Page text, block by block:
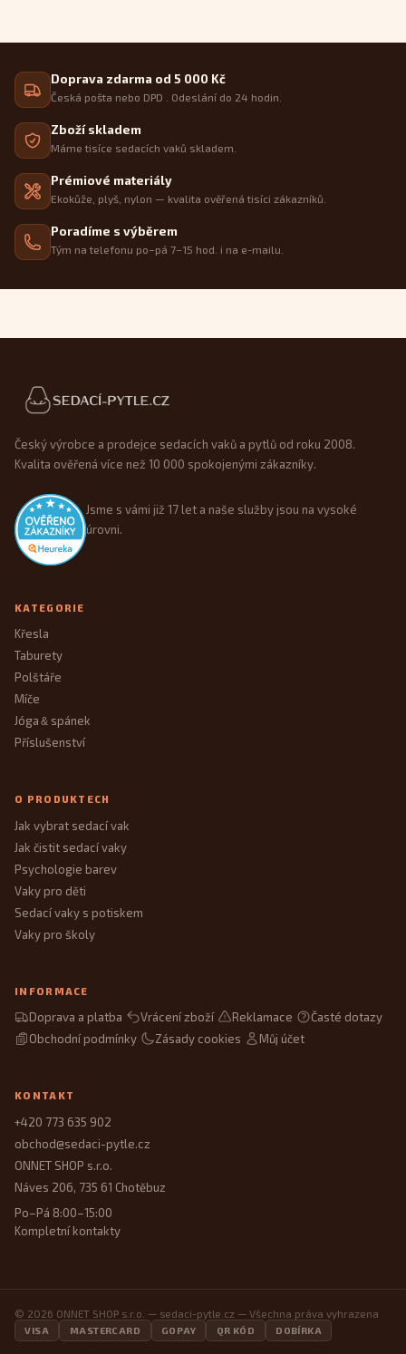
Doprava zdarma od 5 000 Kč
Česká pošta nebo DPD . Odeslání do 24 hodin.
Zboží skladem
Máme tisíce sedacích vaků skladem.
Prémiové materiály
Ekokůže, plyš, nylon — kvalita ověřená tisíci zákazníků.
Poradíme s výběrem
Tým na telefonu po–pá 7–15 hod. i na e-mailu.
Patička webu
Český výrobce a prodejce sedacích vaků a pytlů od roku 2008.
Kvalita ověřená více než 10 000 spokojenými zákazníky.
Jsme s vámi již 17 let a naše služby jsou na vysoké
úrovni.
KATEGORIE
Křesla
Taburety
Polštáře
Míče
Jóga&spánek
Příslušenství
O PRODUKTECH
Jak vybrat sedací vak
Jak čistit sedací vaky
Psychologie barev
Vaky pro děti
Sedací vaky s potiskem
Vaky pro školy
INFORMACE
Doprava a platba Vrácení zboží Reklamace
Časté dotazy
Obchodní podmínky
Zásady cookies Můj účet
KONTAKT
+420 773 635 902
obchod@sedaci-pytle.cz
ONNET SHOP s.r.o.
Náves 206, 735 61 Chotěbuz
Po–Pá 8:00–15:00
Kompletní kontakty
© 2026 ONNET SHOP s.r.o. — sedaci-pytle.cz — Všechna práva vyhrazena
VISA MASTERCARD GOPAY QR KÓD DOBÍRKA